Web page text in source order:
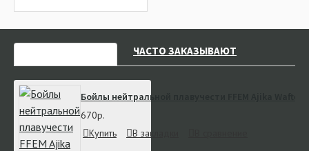
ЧАСТО ЗАКАЗЫВАЮТ
Бойлы нейтральной плавучести FFEM Ajika
670р.
Купить
В закладки